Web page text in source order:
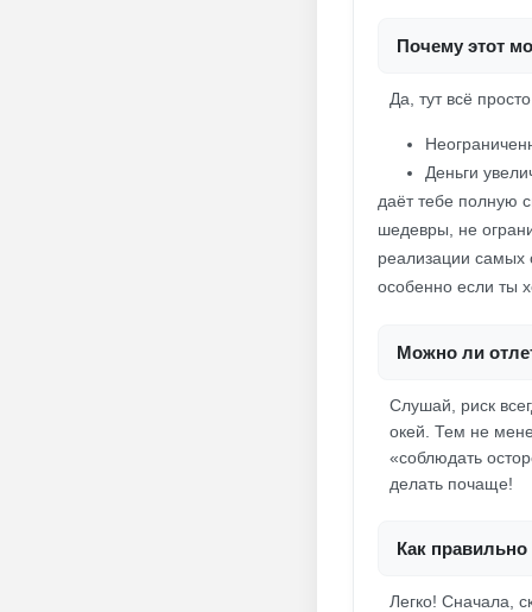
Почему этот
Да, тут всё
Деньги
даёт тебе полную
шедевры, не
реализации самых
особенно если ты
Можно ли
Слушай, риск
окей. Тем не
«соблюдать
делать почаще!
Как
Легко! Сначала,